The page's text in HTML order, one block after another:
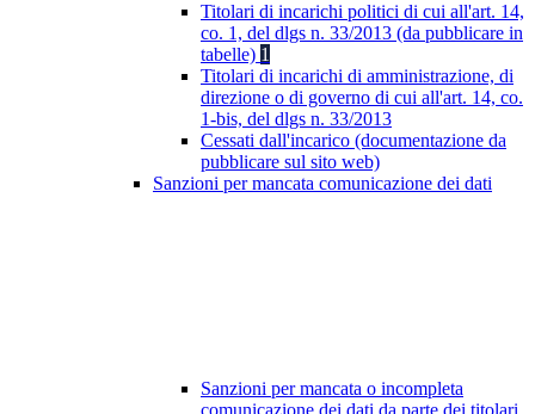
Titolari di incarichi politici di cui all'art. 14,
co. 1, del dlgs n. 33/2013 (da pubblicare in
tabelle) 1
Titolari di incarichi di amministrazione, di
direzione o di governo di cui all'art. 14, co.
1-bis, del dlgs n. 33/2013
Cessati dall'incarico (documentazione da
pubblicare sul sito web)
Sanzioni per mancata comunicazione dei dati
Sanzioni per mancata o incompleta